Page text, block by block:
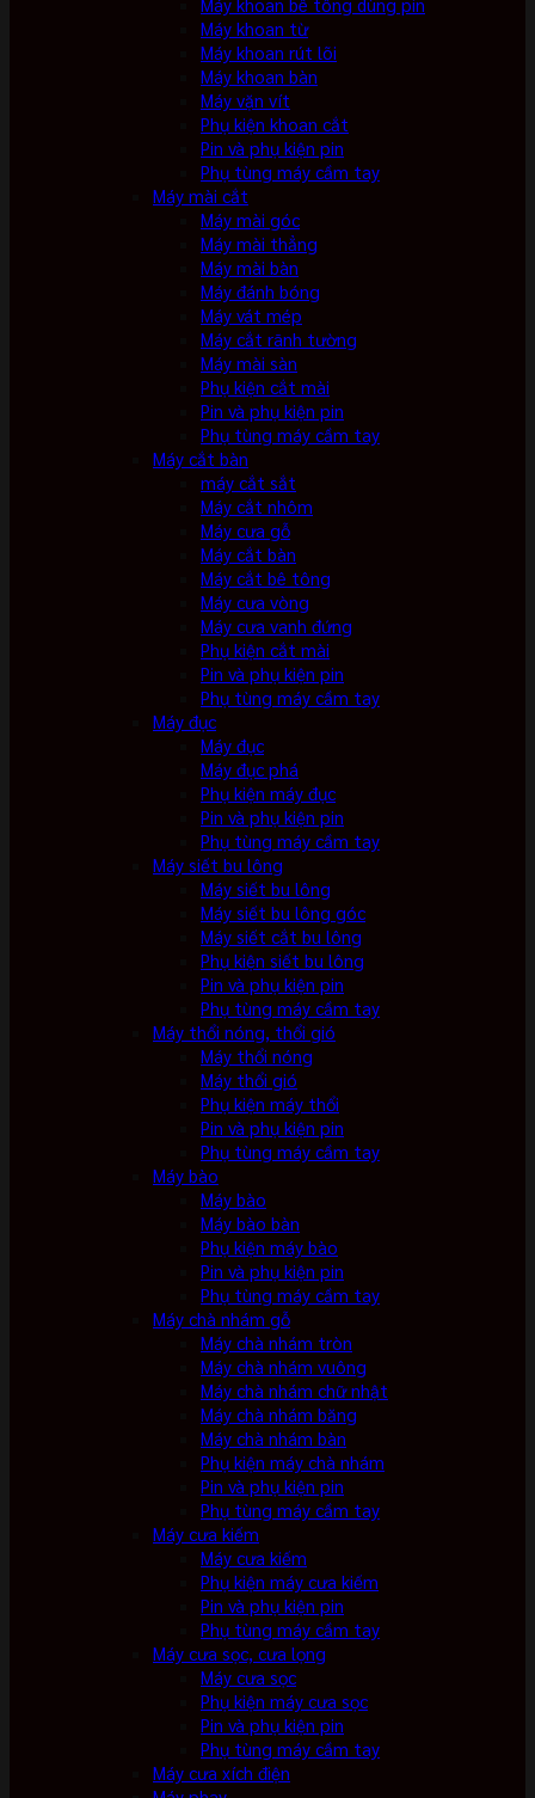
Máy khoan bê tông dùng pin
Máy khoan từ
Máy khoan rút lõi
Máy khoan bàn
Máy vặn vít
Phụ kiện khoan cắt
Pin và phụ kiện pin
Phụ tùng máy cầm tay
Máy mài cắt
Máy mài góc
Máy mài thẳng
Máy mài bàn
Máy đánh bóng
Máy vát mép
Máy cắt rãnh tường
Máy mài sàn
Phụ kiện cắt mài
Pin và phụ kiện pin
Phụ tùng máy cầm tay
Máy cắt bàn
máy cắt sắt
Máy cắt nhôm
Máy cưa gỗ
Máy cắt bàn
Máy cắt bê tông
Máy cưa vòng
Máy cưa vanh đứng
Phụ kiện cắt mài
Pin và phụ kiện pin
Phụ tùng máy cầm tay
Máy đục
Máy đục
Máy đục phá
Phụ kiện máy đục
Pin và phụ kiện pin
Phụ tùng máy cầm tay
Máy siết bu lông
Máy siết bu lông
Máy siết bu lông góc
Máy siết cắt bu lông
Phụ kiện siết bu lông
Pin và phụ kiện pin
Phụ tùng máy cầm tay
Máy thổi nóng, thổi gió
Máy thổi nóng
Máy thổi gió
Phụ kiện máy thổi
Pin và phụ kiện pin
Phụ tùng máy cầm tay
Máy bào
Máy bào
Máy bào bàn
Phụ kiện máy bào
Pin và phụ kiện pin
Phụ tùng máy cầm tay
Máy chà nhám gỗ
Máy chà nhám tròn
Máy chà nhám vuông
Máy chà nhám chữ nhật
Máy chà nhám băng
Máy chà nhám bàn
Phụ kiện máy chà nhám
Pin và phụ kiện pin
Phụ tùng máy cầm tay
Máy cưa kiếm
Máy cưa kiếm
Phụ kiện máy cưa kiếm
Pin và phụ kiện pin
Phụ tùng máy cầm tay
Máy cưa sọc, cưa lọng
Máy cưa sọc
Phụ kiện máy cưa sọc
Pin và phụ kiện pin
Phụ tùng máy cầm tay
Máy cưa xích điện